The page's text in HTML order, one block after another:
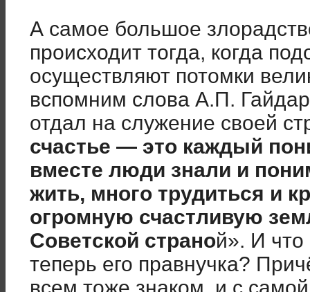
А самое большое
происходит тогда, когда
осуществляют потомки
вспомним слова А.П.
отдал на служение своей
счастье — это каждый
вместе люди знали и
жить, много трудиться и
огромную счастливую
Советской страной». И что
теперь его правнучка?